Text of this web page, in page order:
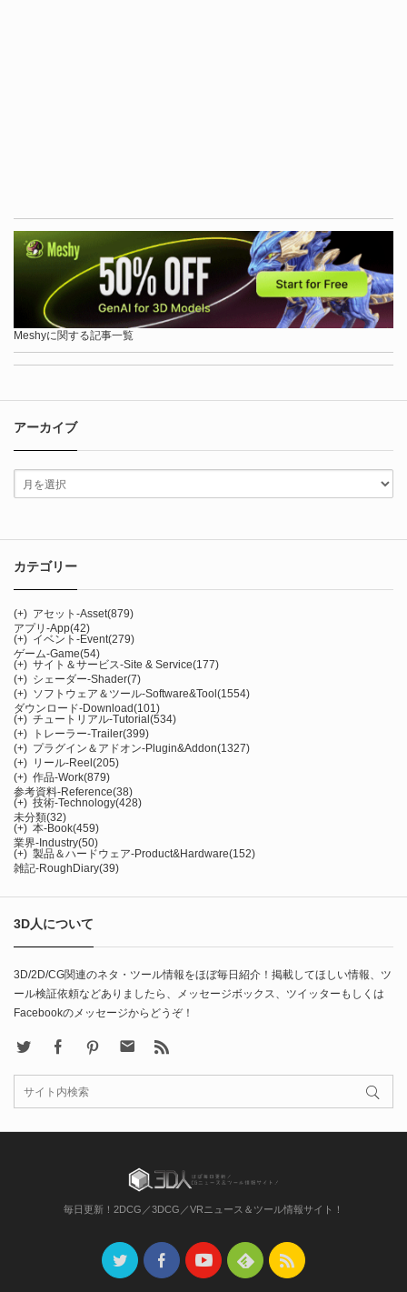
Meshyに関する記事一覧
アーカイブ
カテゴリー
(+) アセット-Asset(879)
アプリ-App(42)
(+) イベント-Event(279)
ゲーム-Game(54)
(+) サイト＆サービス-Site & Service(177)
(+) シェーダー-Shader(7)
(+) ソフトウェア＆ツール-Software&Tool (1554)
ダウンロード-Download(101)
(+) チュートリアル-Tutorial (534)
(+)
トレーラー-Trailer(399)
(+) プラグイン＆アドオン-Plugin&Addon(1327)
(+) リール-Reel (205)
(+) 作品-Work(879)
参考資料-Reference(38)
(+) 技術-Technology(428)
未分類(32)
(+) 本-Book(459)
業界-Industry(50)
(+) 製品＆ハードウェア-Product&Hardware(152)
雑記-RoughDiary(39)
3D人について
3D/2D/CG関連のネタ・ツール情報をほぼ毎日紹介！掲載してほしい情報、ツ
ール検証依頼などありましたら、メッセージボックス、ツイッターもしくは
Facebookのメッセージからどうぞ！
FacebookPinterest Contact
毎日更新！2DCG／3DCG／VRニュース＆ツール情報サイト！